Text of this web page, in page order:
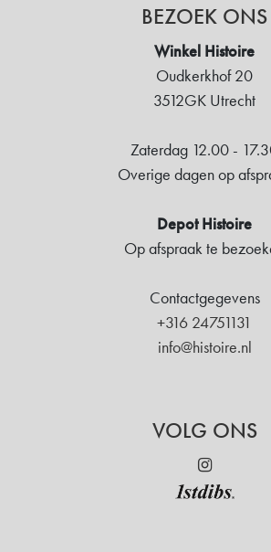
BEZOEK ONS
Winkel Histoire
Oudkerkhof 20
3512GK Utrecht
Zaterdag 12.00 -
Overige dagen op
Depot Histoire
Op afspraak te
Contactgegevens
+316 24751131
info@histoire.nl
VOLG ONS